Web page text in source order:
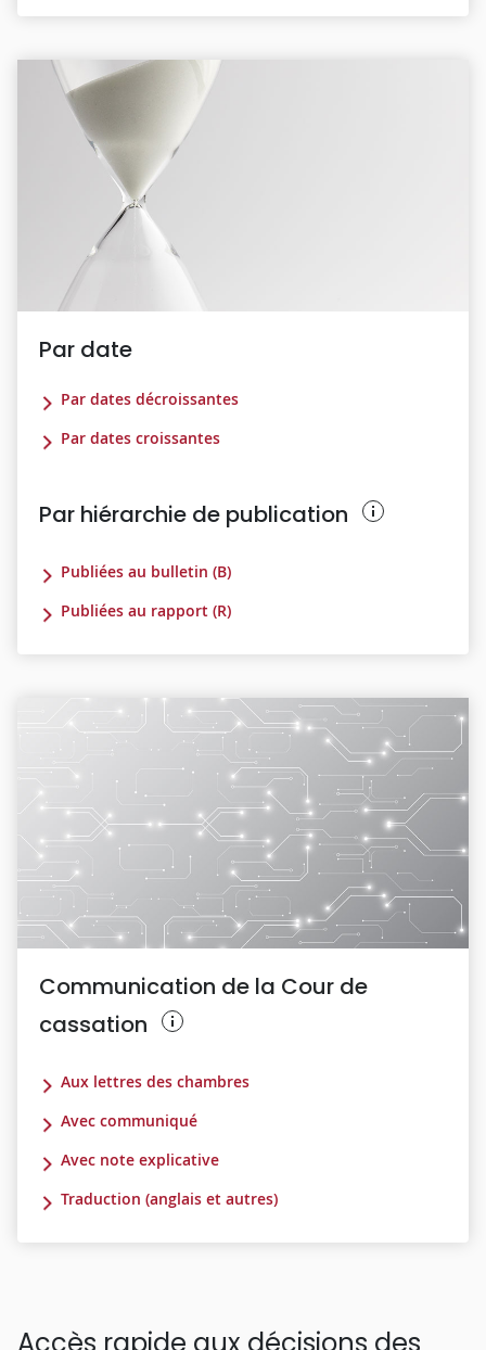
Par date
Par dates décroissantes
Par dates croissantes
Par hiérarchie de publication
Publiées au bulletin (B)
Publiées au rapport (R)
Communication de la Cour de
cassation
Aux lettres des chambres
Avec communiqué
Avec note explicative
Traduction (anglais et autres)
Accès rapide aux décisions des